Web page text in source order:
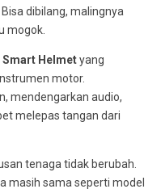
dibilang, malingnya
mogok.
Smart Helmetyang
motor.
mendengarkan audio,
melepas tangan dari
tenaga tidak berubah.
masih sama seperti model